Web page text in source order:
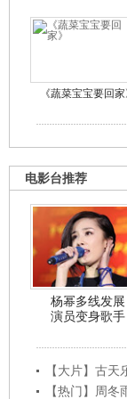
《蔬菜宝宝要回家
电影台推荐
杨幂多线发展
演员变身歌手
【大片】古天
【热门】周冬